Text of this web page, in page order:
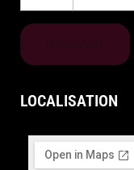
LOCALISATION